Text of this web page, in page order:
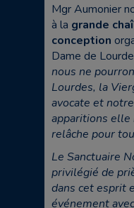
Mgr Aumonier
à la grande
conception
Dame de
nous ne
Lourdes, la
avocate et
apparitions elle
relâche pour
Le Sanctuaire
privilégié de
dans cet esprit
événement